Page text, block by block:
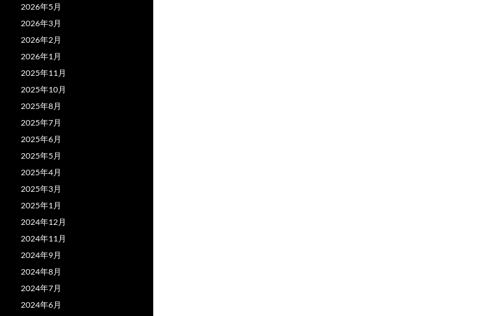
2026年5月
2026年3月
2026年2月
2026年1月
2025年11月
2025年10月
2025年8月
2025年7月
2025年6月
2025年5月
2025年4月
2025年3月
2025年1月
2024年12月
2024年11月
2024年9月
2024年8月
2024年7月
2024年6月